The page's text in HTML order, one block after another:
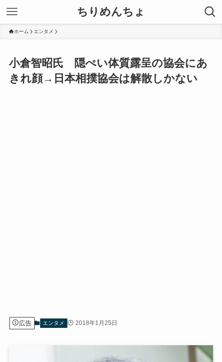
ちりめんちょ
ホーム エンタメ
小倉智昭氏 隠ぺい体質露呈の協会にあ
きれ顔→日本相撲協会は解散しかない
広告 エンタメ 2018年1月25日